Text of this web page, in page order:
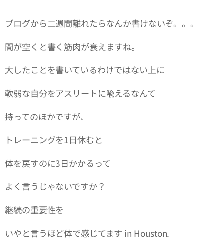
ブログから二週間離れたらなんか書けないぞ。。。
間が空くと書く筋肉が衰えますね。
大したことを書いているわけではない上に
軟弱な自分をアスリートに喩えるなんて
持ってのほかですが、
トレーニングを1日休むと
体を戻すのに3日かかるって
よく言うじゃないですか？
継続の重要性を
いやと言うほど体で感じてます in Houston.